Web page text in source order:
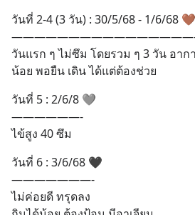
วันที่ 2-4 (3 วัน) : 30/5/68 - 1/6/68 🤎
วันแรก ๆ ไม่ซึม โดยรวม ๆ 3 วัน อา
น้อย พอยืน เดิน ได้แต่ต้องช่วย
วันที่ 5 : 2/6/8 🩶
——————-
ไข้สูง 40 ซึม
วันที่ 6 : 3/6/68 🖤
———————-
ไม่ค่อยดี ทรุดลง